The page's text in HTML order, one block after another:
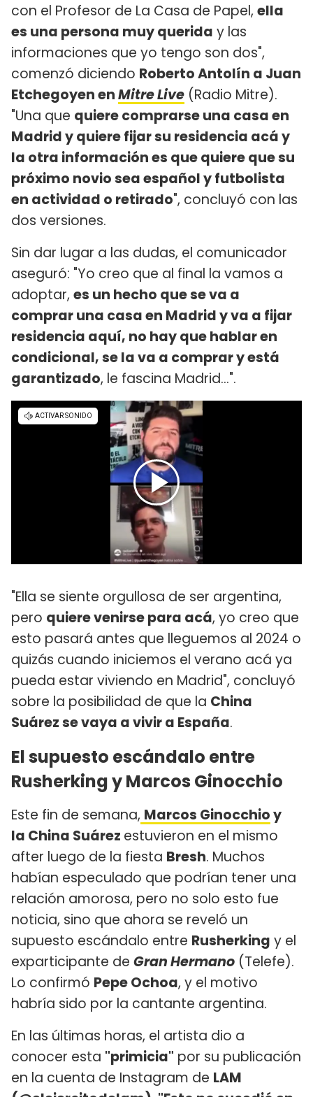
con el Profesor de La Casa de Papel, ella
es una persona muy querida y las
informaciones que yo tengo son dos",
comenzó diciendo Roberto Antolín a Juan
Etchegoyen enMitre Live (Radio Mitre).
"Una que quiere comprarse una casa en
Madrid y quiere fijar su residencia acá y
la otra información es que quiere que su
próximo novio sea español y futbolista
en actividad o retirado", concluyó con las
dos versiones.
Sin dar lugar a las dudas, el comunicador
aseguró: "Yo creo que al final la vamos a
adoptar, es un hecho que se va a
comprar una casa en Madrid y va a fijar
residencia aquí, no hay que hablar en
condicional, se la va a comprar y está
garantizado, le fascina Madrid...".
"Ella se siente orgullosa de ser argentina,
pero quiere venirse para acá, yo creo que
esto pasará antes que lleguemos al 2024 o
quizás cuando iniciemos el verano acá ya
pueda estar viviendo en Madrid", concluyó
sobre la posibilidad de que la China
Suárez se vaya a vivir a España.
El supuesto escándalo entre
Rusherking y Marcos Ginocchio
Este fin de semana, Marcos Ginocchioy
la China Suárez estuvieron en el mismo
after luego de la fiesta Bresh. Muchos
habían especulado que podrían tener una
relación amorosa, pero no solo esto fue
noticia, sino que ahora se reveló un
supuesto escándalo entre Rusherking y el
exparticipante de Gran Hermano (Telefe).
Lo confirmó Pepe Ochoa, y el motivo
habría sido por la cantante argentina.
En las últimas horas, el artista dio a
conocer esta "primicia" por su publicación
en la cuenta de Instagram de LAM